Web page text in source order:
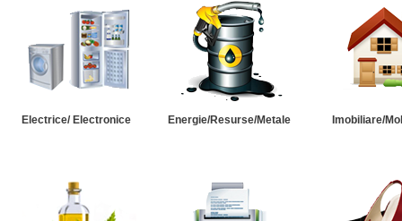
Electrice/ Electronice Energie/Resurse/Metale Imobiliare/